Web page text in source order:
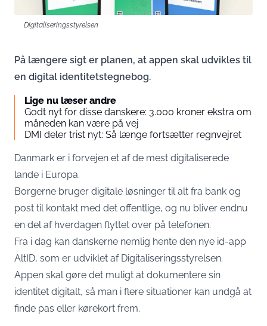
Digitaliseringsstyrelsen
På længere sigt er planen, at appen skal udvikles til
en digital identitetstegnebog.
Lige nu læser andre
Godt nyt for disse danskere: 3.000 kroner ekstra om
måneden kan være på vej
DMI deler trist nyt: Så længe fortsætter regnvejret
Danmark er i forvejen et af de mest digitaliserede
lande i Europa.
Borgerne bruger digitale løsninger til alt fra bank og
post til kontakt med det offentlige, og nu bliver endnu
en del af hverdagen flyttet over på telefonen.
Fra i dag kan danskerne nemlig hente den nye id-app
AltID, som er udviklet af Digitaliseringsstyrelsen.
Appen skal gøre det muligt at dokumentere sin
identitet digitalt, så man i flere situationer kan undgå at
finde pas eller kørekort frem.